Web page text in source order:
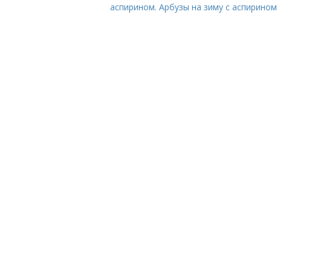
аспирином. Арбузы на зиму с аспирином